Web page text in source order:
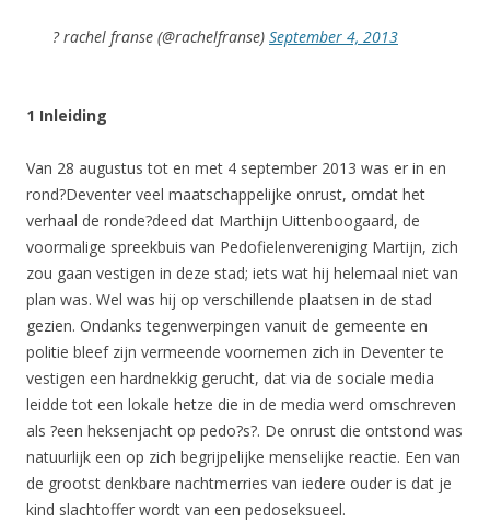
? rachel franse (@rachelfranse) September 4, 2013
1 Inleiding
Van 28 augustus tot en met 4 september 2013 was er in en
rond?Deventer veel maatschappelijke onrust, omdat het
verhaal de ronde?deed dat Marthijn Uittenboogaard, de
voormalige spreekbuis van Pedofielenvereniging Martijn, zich
zou gaan vestigen in deze stad; iets wat hij helemaal niet van
plan was. Wel was hij op verschillende plaatsen in de stad
gezien. Ondanks tegenwerpingen vanuit de gemeente en
politie bleef zijn vermeende voornemen zich in Deventer te
vestigen een hardnekkig gerucht, dat via de sociale media
leidde tot een lokale hetze die in de media werd omschreven
als ?een heksenjacht op pedo?s?. De onrust die ontstond was
natuurlijk een op zich begrijpelijke menselijke reactie. Een van
de grootst denkbare nachtmerries van iedere ouder is dat je
kind slachtoffer wordt van een pedoseksueel.